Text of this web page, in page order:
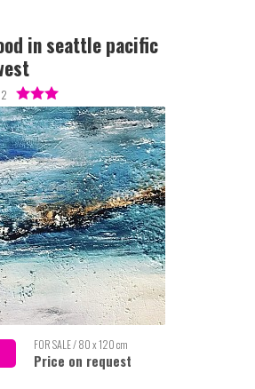
in seattle pacific
FOR SALE / 80 x 120 cm
Price on request